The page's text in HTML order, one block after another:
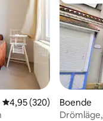
4,95 av 5 i
4,95 (320)
Boende